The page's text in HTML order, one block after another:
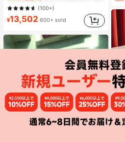
#3 ベストセラー
(100+)
#3 ベストセラー
(100+)
#3 ベストセラー
に 携帯電話ブランド 携帯電話
(100+)
¥13,502 600+ sold